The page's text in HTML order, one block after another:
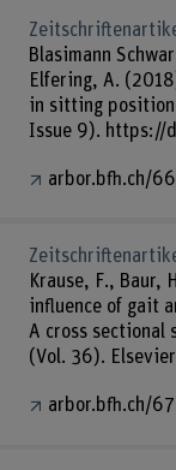
Blasimann
Elfering, A.
in sitting
Issue 9). https://
arbor.bfh.ch/
Krause, F., Baur,
influence of gait
A cross sectional
(Vol. 36).
arbor.bfh.ch/